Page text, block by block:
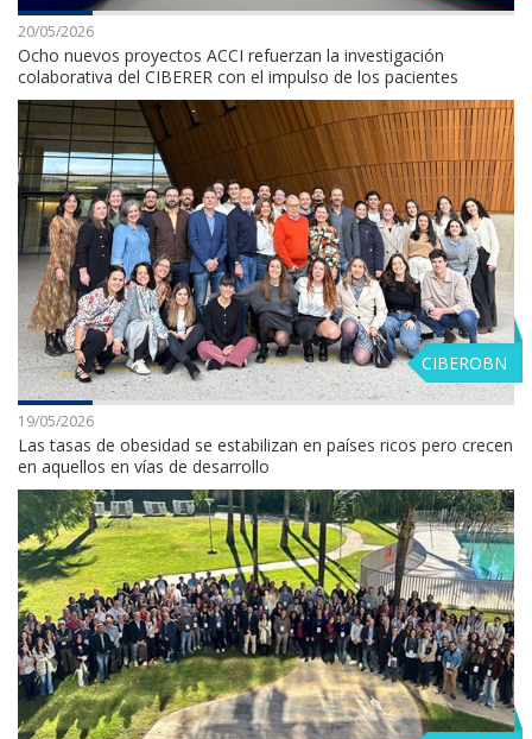
20/05/2026
Ocho nuevos proyectos ACCI refuerzan la investigación
colaborativa del CIBERER con el impulso de los pacientes
CIBEROBN
19/05/2026
Las tasas de obesidad se estabilizan en países ricos pero crecen
en aquellos en vías de desarrollo